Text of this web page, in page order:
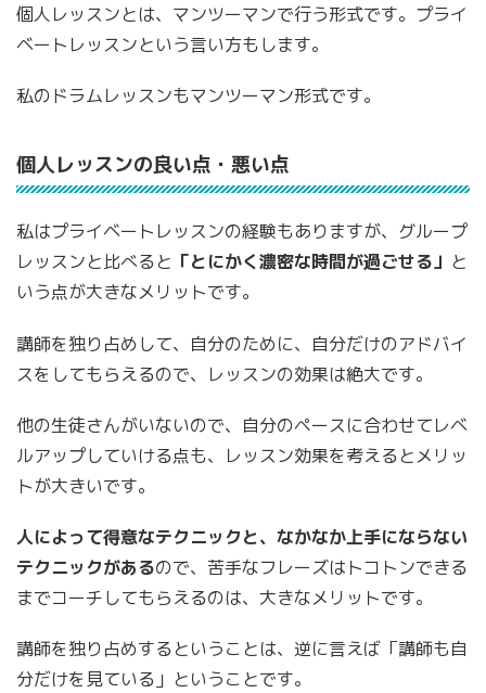
個人レッスンとは、マンツーマンで行う形式です。プライ
ベートレッスンという言い方もします。
私のドラムレッスンもマンツーマン形式です。
個人レッスンの良い点・悪い点
私はプライベートレッスンの経験もありますが、グループ
レッスンと比べると 「とにかく濃密な時間が過ごせる」 と
いう点が大きなメリットです。
講師を独り占めして、自分のために、自分だけのアドバイ
スをしてもらえるので、レッスンの効果は絶大です。
他の生徒さんがいないので、自分のペースに合わせてレベ
ルアップしていける点も、レッスン効果を考えるとメリッ
トが大きいです。
人によって得意なテクニックと、なかなか上手にならない
テクニックがあるので、苦手なフレーズはトコトンできる
までコーチしてもらえるのは、大きなメリットです。
講師を独り占めするということは、逆に言えば「講師も自
分だけを見ている」ということです。